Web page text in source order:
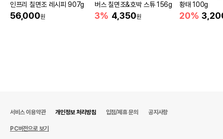
인프리 칠면조 레시피 907g
56,000원
버스 칠면조&호박 스튜 156g
3% 4,350원
황태 100g
20%
서비스 이용약관 개인정보 처리방침 입점/제휴 문의 공지사항
PC버전으로 보기